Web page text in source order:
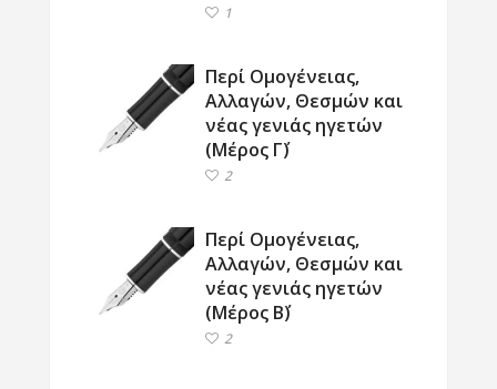
1
Περί Ομογένειας,
Αλλαγών, Θεσμών και
νέας γενιάς ηγετών
(Μέρος Γ΄)
2
Περί Ομογένειας,
Αλλαγών, Θεσμών και
νέας γενιάς ηγετών
(Μέρος Β΄)
2